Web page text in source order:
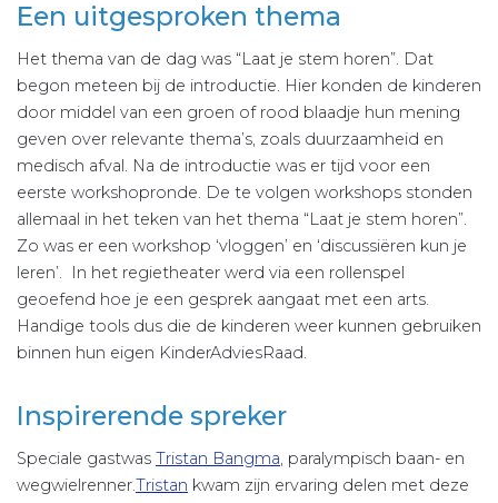
Een uitgesproken thema
Het thema van de dag was “Laat je stem horen”. Dat
begon meteen bij de introductie. Hier konden de kinderen
door middel van een groen of rood blaadje hun mening
geven over relevante thema’s, zoals duurzaamheid en
medisch afval. Na de introductie was er tijd voor een
eerste workshopronde. De te volgen workshops stonden
allemaal in het teken van het thema “Laat je stem horen”.
Zo was er een workshop ‘vloggen’ en ‘discussiëren kun je
leren’. In het regietheater werd via een rollenspel
geoefend hoe je een gesprek aangaat met een arts.
Handige tools dus die de kinderen weer kunnen gebruiken
binnen hun eigen KinderAdviesRaad.
Inspirerende spreker
Speciale gastwas Tristan Bangma, paralympisch baan- en
wegwielrenner.Tristan kwam zijn ervaring delen met deze